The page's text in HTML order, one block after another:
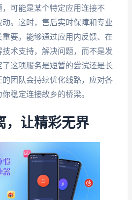
可能是某个特定应用连接不
。这时，售后实时保障和专业
要。能够通过应用内反馈、在
术支持，解决问题，而不是发
这项服务是短暂的尝试还是长
团队会持续优化线路，应对各
稳定连接故乡的桥梁。
，让精彩无界